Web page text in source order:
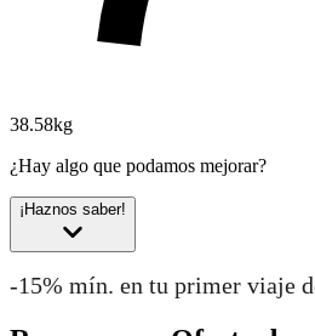
38.58kg
¿Hay algo que podamos mejorar?
¡Haznos saber!
-15% mín. en tu primer viaje